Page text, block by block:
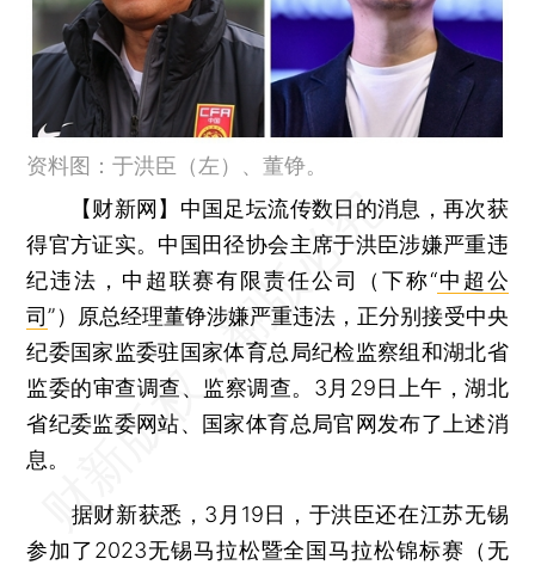
资料图：于洪臣（左）、董铮。
【财新网】 中国足坛流传数日的消息，再次获
得官方证实。中国田径协会主席于洪臣涉嫌严重违
纪违法，中超联赛有限责任公司（下称“中超公
司”）原总经理董铮涉嫌严重违法，正分别接受中央
纪委国家监委驻国家体育总局纪检监察组和湖北省
监委的审查调查、监察调查。3月29日上午，湖北
省纪委监委网站、国家体育总局官网发布了上述消
息。
据财新获悉，3月19日，于洪臣还在江苏无锡
参加了2023无锡马拉松暨全国马拉松锦标赛（无